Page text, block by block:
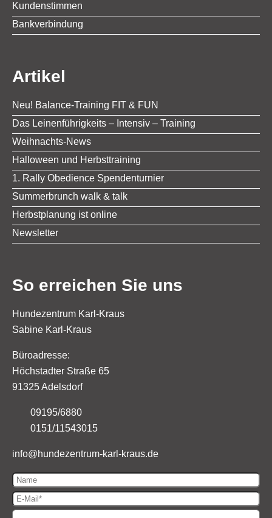
Kundenstimmen
Bankverbindung
Artikel
Neu! Balance-Training FIT & FUN
Das Leinenführigkeits – Intensiv – Training
Weihnachts-News
Halloween und Herbsttraining
1. Rally Obedience Spendenturnier
Summerbrunch walk & talk
Herbstplanung ist online
Newsletter
So erreichen Sie uns
Hundezentrum Karl-Kraus
Sabine Karl-Kraus
Büroadresse:
Höchstadter Straße 65
91325 Adelsdorf
09195/6880
0151/11543015
info@hundezentrum-karl-kraus.de